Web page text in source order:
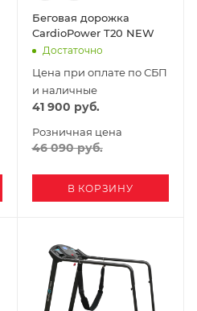
Беговая дорожка
CardioPower T20 NEW
Достаточно
Цена при оплате по СБП
и наличные
41 900 руб.
Розничная цена
46 090руб.
В КОРЗИНУ